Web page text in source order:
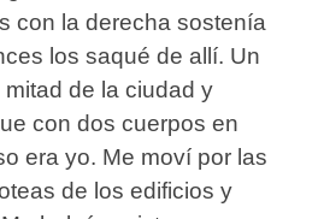
con la derecha sostenía
los saqué de allí. Un
de la ciudad y
con dos cuerpos en
era yo. Me moví por las
de los edificios y